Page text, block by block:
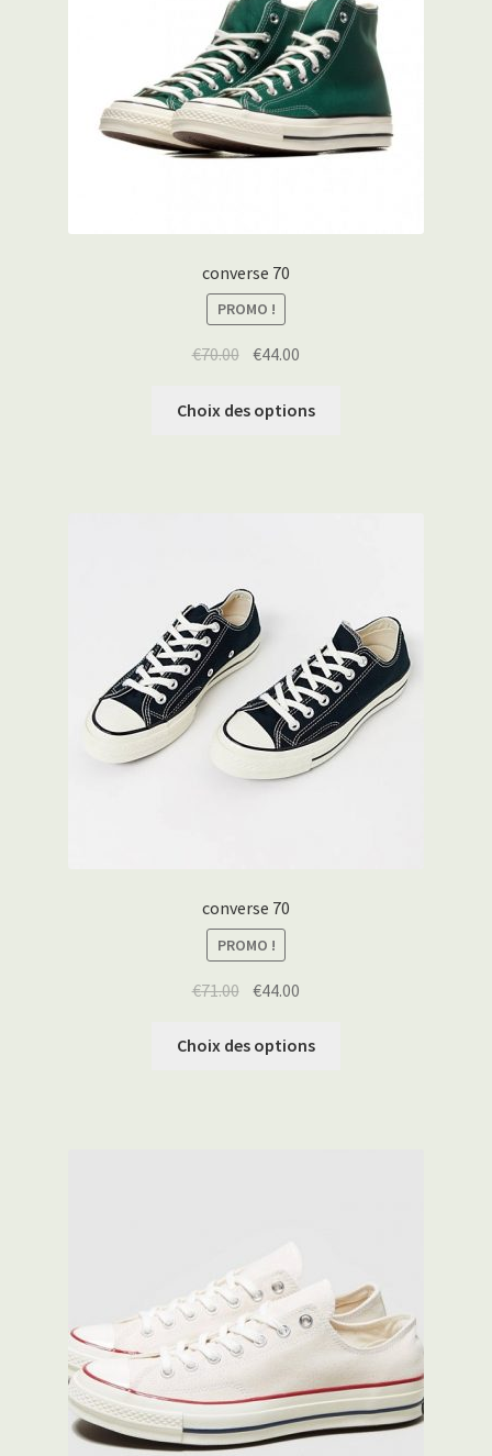
converse 70
PROMO !
€70.00 €44.00
Choix des options
converse 70
PROMO !
€71.00 €44.00
Choix des options